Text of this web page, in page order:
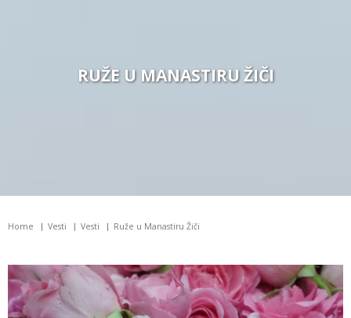
RUŽE U MANASTIRU ŽIČI
Home Vesti Vesti Ruže u Manastiru Žiči